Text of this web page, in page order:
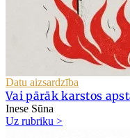
Datu aizsardzība
Vai pārāk karstos
Inese Sūna
Uz rubriku >